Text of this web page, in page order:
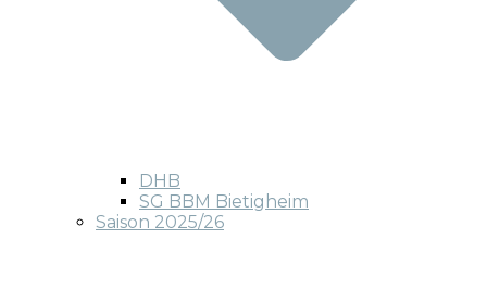
DHB
SG BBM Bietigheim
Saison 2025/26